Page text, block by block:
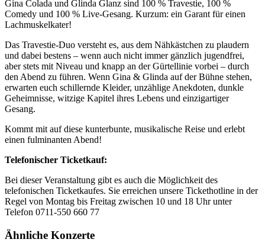
Gina Colada und Glinda Glanz sind 100 % Travestie, 100 %
Comedy und 100 % Live-Gesang. Kurzum: ein Garant für einen
Lachmuskelkater!
Das Travestie-Duo versteht es, aus dem Nähkästchen zu plaudern
und dabei bestens – wenn auch nicht immer gänzlich jugendfrei,
aber stets mit Niveau und knapp an der Gürtellinie vorbei – durch
den Abend zu führen. Wenn Gina & Glinda auf der Bühne stehen,
erwarten euch schillernde Kleider, unzählige Anekdoten, dunkle
Geheimnisse, witzige Kapitel ihres Lebens und einzigartiger
Gesang.
Kommt mit auf diese kunterbunte, musikalische Reise und erlebt
einen fulminanten Abend!
Telefonischer Ticketkauf:
Bei dieser Veranstaltung gibt es auch die Möglichkeit des
telefonischen Ticketkaufes. Sie erreichen unsere Tickethotline in der
Regel von Montag bis Freitag zwischen 10 und 18 Uhr unter
Telefon 0711-550 660 77
Ähnliche Konzerte